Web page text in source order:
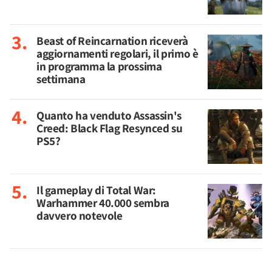
Beast of Reincarnation riceverà
aggiornamenti regolari, il primo è
in programma la prossima
settimana
Quanto ha venduto Assassin's
Creed: Black Flag Resynced su
PS5?
Il gameplay di Total War:
Warhammer 40.000 sembra
davvero notevole